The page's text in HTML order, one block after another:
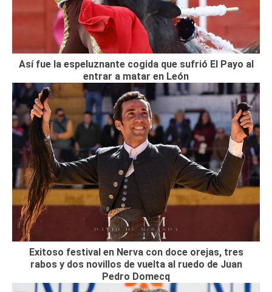
Así fue la espeluznante cogida que sufrió El Payo al
entrar a matar en León
Exitoso festival en Nerva con doce orejas, tres
rabos y dos novillos de vuelta al ruedo de Juan
Pedro Domecq